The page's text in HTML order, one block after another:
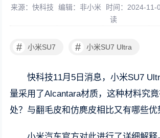
来源：快科技 编辑：非小米 时间：2024-11-
读
# 小米SU7 # 小米SU7 Ultra
快科技11月5日消息，小米SU7
量采用了Alcantara材质，这种材料究
处？与翻毛皮和仿麂皮相比又有哪些优